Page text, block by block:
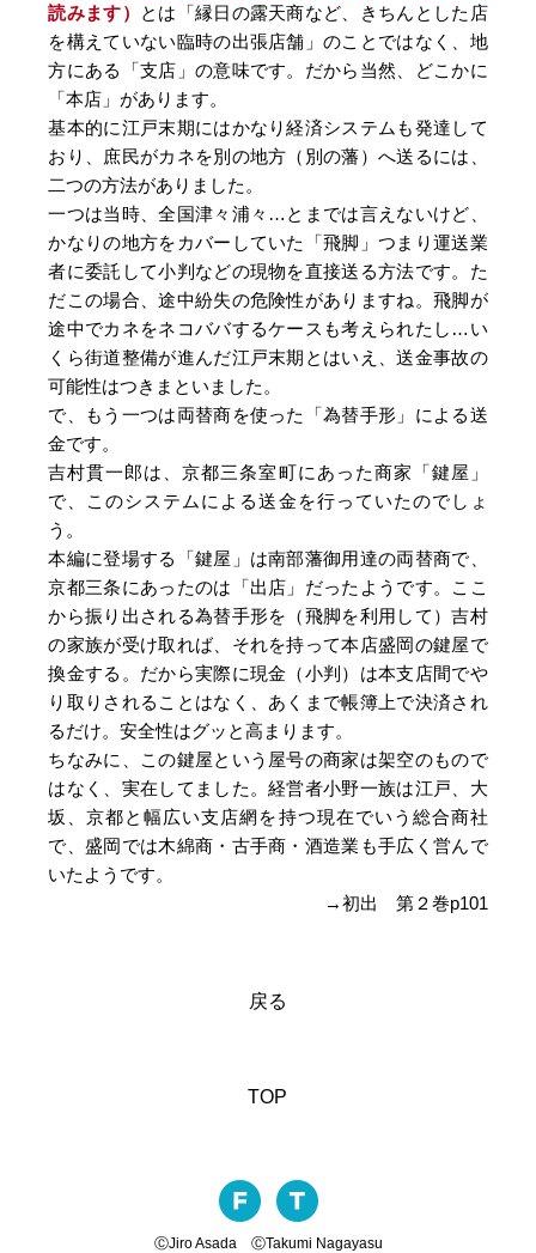
読みます）
とは「縁日の露天商など、きちんとした店
を構えていない臨時の出張店舗」のことではなく、地
方にある「支店」の意味です。だから当然、どこかに
「本店」があります。
基本的に江戸末期にはかなり経済システムも発達して
おり、庶民がカネを別の地方（別の藩）へ送るには、
二つの方法がありました。
一つは当時、全国津々浦々…とまでは言えないけど、
かなりの地方をカバーしていた「飛脚」つまり運送業
者に委託して小判などの現物を直接送る方法です。た
だこの場合、途中紛失の危険性がありますね。飛脚が
途中でカネをネコババするケースも考えられたし…い
くら街道整備が進んだ江戸末期とはいえ、送金事故の
可能性はつきまといました。
で、もう一つは両替商を使った「為替手形」による送
金です。
吉村貫一郎は、京都三条室町にあった商家「鍵屋」
で、このシステムによる送金を行っていたのでしょ
う。
本編に登場する「鍵屋」は南部藩御用達の両替商で、
京都三条にあったのは「出店」だったようです。ここ
から振り出される為替手形を（飛脚を利用して）吉村
の家族が受け取れば、それを持って本店盛岡の鍵屋で
換金する。だから実際に現金（小判）は本支店間でや
り取りされることはなく、あくまで帳簿上で決済され
るだけ。安全性はグッと高まります。
ちなみに、この鍵屋という屋号の商家は架空のもので
はなく、実在してました。経営者小野一族は江戸、大
坂、京都と幅広い支店網を持つ現在でいう総合商社
で、盛岡では木綿商・古手商・酒造業も手広く営んで
いたようです。
→初出 第２巻p101
戻る
TOP
ⒸJiro Asada ⒸTakumi Nagayasu